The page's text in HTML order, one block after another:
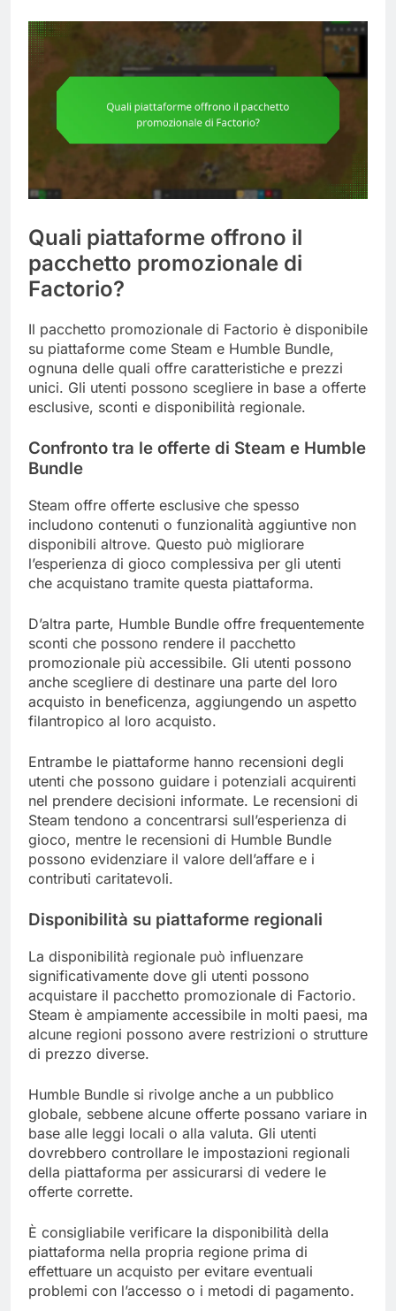
Quali piattaforme offrono il
pacchetto promozionale di
Factorio?
Il pacchetto promozionale di Factorio è disponibile
su piattaforme come Steam e Humble Bundle,
ognuna delle quali offre caratteristiche e prezzi
unici. Gli utenti possono scegliere in base a offerte
esclusive, sconti e disponibilità regionale.
Confronto tra le offerte di Steam e Humble
Bundle
Steam offre offerte esclusive che spesso
includono contenuti o funzionalità aggiuntive non
disponibili altrove. Questo può migliorare
l’esperienza di gioco complessiva per gli utenti
che acquistano tramite questa piattaforma.
D’altra parte, Humble Bundle offre frequentemente
sconti che possono rendere il pacchetto
promozionale più accessibile. Gli utenti possono
anche scegliere di destinare una parte del loro
acquisto in beneficenza, aggiungendo un aspetto
filantropico al loro acquisto.
Entrambe le piattaforme hanno recensioni degli
utenti che possono guidare i potenziali acquirenti
nel prendere decisioni informate. Le recensioni di
Steam tendono a concentrarsi sull’esperienza di
gioco, mentre le recensioni di Humble Bundle
possono evidenziare il valore dell’affare e i
contributi caritatevoli.
Disponibilità su piattaforme regionali
La disponibilità regionale può influenzare
significativamente dove gli utenti possono
acquistare il pacchetto promozionale di Factorio.
Steam è ampiamente accessibile in molti paesi, ma
alcune regioni possono avere restrizioni o strutture
di prezzo diverse.
Humble Bundle si rivolge anche a un pubblico
globale, sebbene alcune offerte possano variare in
base alle leggi locali o alla valuta. Gli utenti
dovrebbero controllare le impostazioni regionali
della piattaforma per assicurarsi di vedere le
offerte corrette.
È consigliabile verificare la disponibilità della
piattaforma nella propria regione prima di
effettuare un acquisto per evitare eventuali
problemi con l’accesso o i metodi di pagamento.